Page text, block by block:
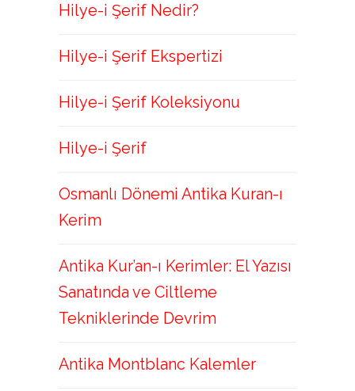
Hilye-i Şerif Nedir?
Hilye-i Şerif Ekspertizi
Hilye-i Şerif Koleksiyonu
Hilye-i Şerif
Osmanlı Dönemi Antika Kuran-ı
Kerim
Antika Kur’an-ı Kerimler: El Yazısı
Sanatında ve Ciltleme
Tekniklerinde Devrim
Antika Montblanc Kalemler